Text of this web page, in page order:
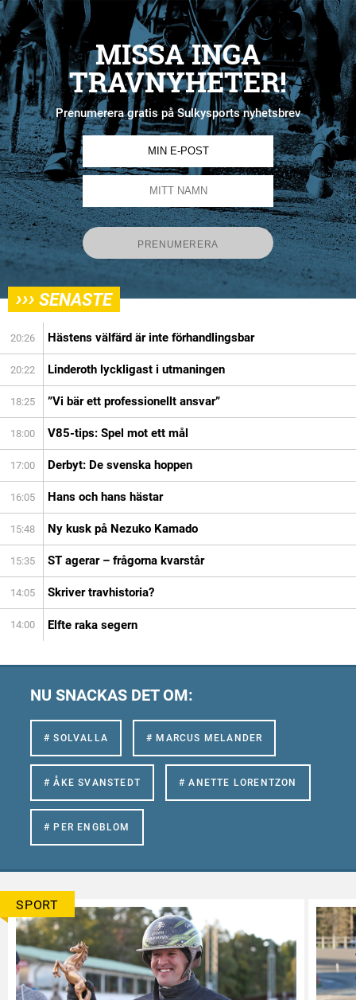
MISSA INGA
TRAVNYHETER!
Prenumerera gratis på Sulkysports nyhetsbrev
››› SENASTE
20:26 Hästens välfärd är inte förhandlingsbar
20:22 Linderoth lyckligast i utmaningen
18:25 ”Vi bär ett professionellt ansvar”
18:00 V85-tips: Spel mot ett mål
17:00 Derbyt: De svenska hoppen
16:05 Hans och hans hästar
15:48 Ny kusk på Nezuko Kamado
15:35 ST agerar – frågorna kvarstår
14:05 Skriver travhistoria?
14:00 Elfte raka segern
NU SNACKAS DET OM:
# SOLVALLA # MARCUS MELANDER
# ÅKE SVANSTEDT # ANETTE LORENTZON
# PER ENGBLOM
SPORT